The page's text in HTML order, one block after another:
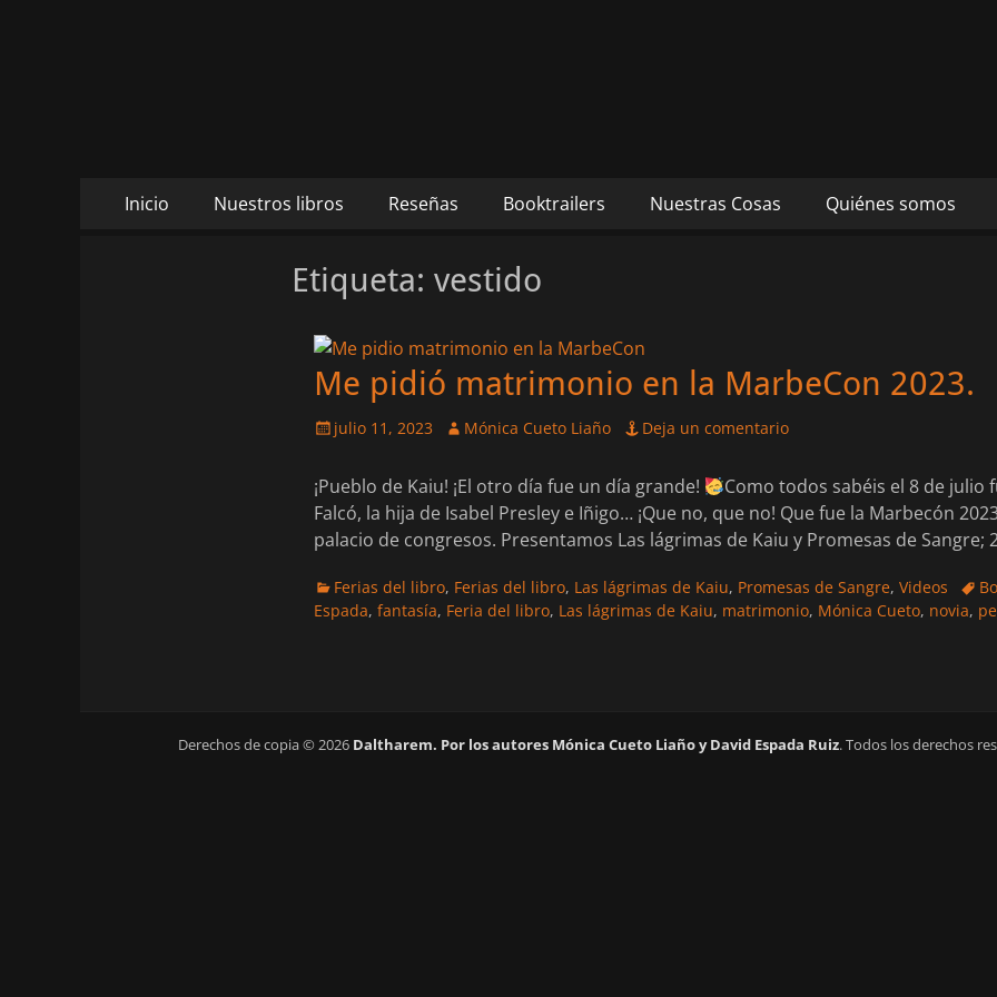
Daltharem. Por los autores Mónica Cueto
Menú
Saltar
Inicio Nuestros libros Reseñas Booktrailers Nuestras Cosas Quiénes somos
Etiqueta: vestido
Me pidió matrimonio en la MarbeCon 2023.
Publicado
julio 11, 2023 AutorMónica Cueto Liaño Deja un comentario
¡Pueblo de Kaiu! ¡El otro día fue un día grande!
Como todos sabéis el 8 de julio
Falcó, la hija de Isabel Presley e Iñigo… ¡Que no, que no! Que fue la Marbecón
palacio de congresos. Presentamos Las lágrimas de Kaiu y Promesas de Sangre;
Categorias
Ferias del libro, Ferias del libro, Las lágrimas de Kaiu, Promesas de Sangre, Videos
Espada, fantasía, Feria del libro, Las lágrimas de Kaiu, matrimonio, Mónica Cueto, novia,
Derechos de copia © 2026 Daltharem. Por los autores Mónica Cueto Liaño y David Espada Ruiz. Todos los derechos